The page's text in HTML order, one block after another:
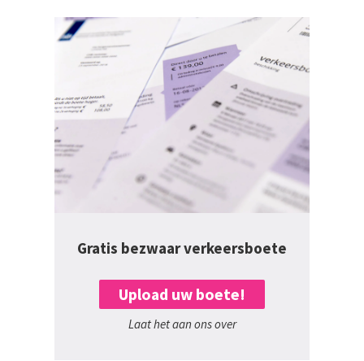
Gratis bezwaar verkeersboete
Upload uw boete!
Laat het aan ons over